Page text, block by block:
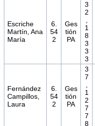
Escriche
Martín, Ana
María
6.
54
2
Ges
tión
PA
3
2
,
1
8
3
3
3
Fernández
Campillos,
Laura
6.
54
2
Ges
tión
PA
3
7
,
1
2
7
7
8